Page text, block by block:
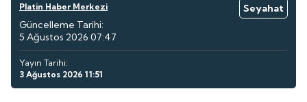
Platin Haber Merkezi
Seyahat
Güncelleme Tarihi:
5 Ağustos 2026 07:47
Yayın Tarihi:
3 Ağustos 2026 11:51